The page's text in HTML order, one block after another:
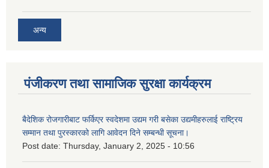
अन्य
पंजीकरण तथा सामाजिक सुरक्षा कार्यक्रम
बैदेशिक रोजगारीबाट फर्किएर स्वदेशमा उद्यम गरी बसेका उद्यमीहरुलाई राष्‍ट्रिय
सम्मान तथा पुरस्कारको लागि आवेदन दिने सम्बन्धी सूचना।
Post date: Thursday, January 2, 2025 - 10:56